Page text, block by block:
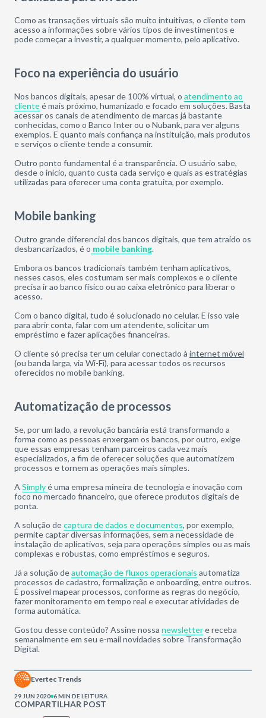
Como as transações virtuais são muito intuitivas, o cliente tem
acesso a informações sobre vários tipos de investimentos e
pode começar a investir, a qualquer momento, pelo aplicativo.
Foco na experiência do usuário
Nos bancos digitais, apesar de 100% virtual, o atendimento ao
clienteé mais próximo, humanizado e focado em soluções. Basta
acessar os canais de atendimento de marcas já bastante
conhecidas, como o Banco Inter ou o Nubank, para ver alguns
exemplos. E quanto mais confiança na instituição, mais produtos
e serviços o cliente tende a consumir.
Outro ponto fundamental é a transparência. O usuário sabe,
desde o início, quanto custa cada serviço e quais as estratégias
utilizadas para oferecer uma conta gratuita, por exemplo.
Mobile banking
Outro grande diferencial dos bancos digitais, que tem atraído os
desbancarizados, é o mobile banking.
Embora os bancos tradicionais também tenham aplicativos,
nesses casos, eles costumam ser mais complexos e o cliente
precisa ir ao banco físico ou ao caixa eletrônico para liberar o
acesso.
Com o banco digital, tudo é solucionado no celular. E isso vale
para abrir conta, falar com um atendente, solicitar um
empréstimo e fazer aplicações financeiras.
O cliente só precisa ter um celular conectado à internet móvel
(ou banda larga, via Wi-Fi), para acessar todos os recursos
oferecidos no mobile banking.
Automatização de processos
Se, por um lado, a revolução bancária está transformando a
forma como as pessoas enxergam os bancos, por outro, exige
que essas empresas tenham parceiros cada vez mais
especializados, a fim de oferecer soluções que automatizem
processos e tornem as operações mais simples.
A Simplyé uma empresa mineira de tecnologia e inovação com
foco no mercado financeiro, que oferece produtos digitais de
ponta.
A solução decaptura de dados e documentos, por exemplo,
permite captar diversas informações, sem a necessidade de
instalação de aplicativos, seja para operações simples ou as mais
complexas e robustas, como empréstimos e seguros.
Já a solução deautomação de fluxos operacionais automatiza
processos de cadastro, formalização e onboarding, entre outros.
É possível mapear processos, conforme as regras do negócio,
fazer monitoramento em tempo real e executar atividades de
forma automática.
Gostou desse conteúdo? Assine nossa newslettere receba
semanalmente em seu e-mail novidades sobre Transformação
Digital.
COMPARTILHAR POST
Evertec Trends
29 JUN 2020 6 MIN DE LEITURA